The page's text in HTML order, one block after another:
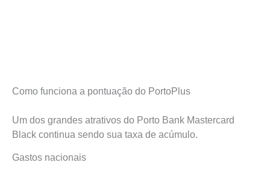
Como funciona a pontuação do PortoPlus
Um dos grandes atrativos do Porto Bank Mastercard
Black continua sendo sua taxa de acúmulo.
Gastos nacionais